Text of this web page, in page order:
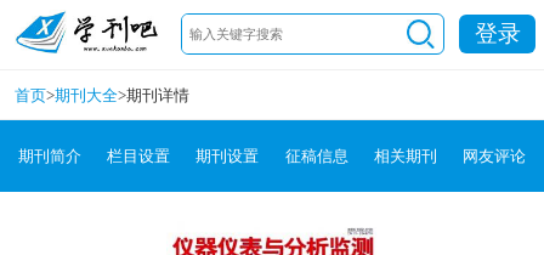
登录
首页>期刊大全>期刊详情
期刊简介 栏目设置 期刊设置 征稿信息 相关期刊 网友评论